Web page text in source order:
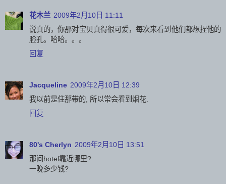
花木兰 2009年2月10日 11:11
说真的，你那对宝贝真得很可爱，每次来看到他们都想捏他的
脸孔。哈哈。。。
回复
Jacqueline 2009年2月10日 12:39
我以前是住那带的, 所以常会看到烟花.
回复
80's Cherlyn 2009年2月10日 13:51
那间hotel靠近哪里?
一晚多少钱?